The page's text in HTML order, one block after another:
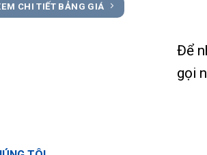
CHI TIẾT BẢNG GIÁ
Để
gọi